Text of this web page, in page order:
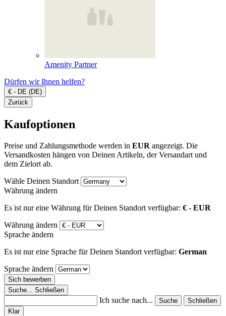
Amenity Partner
Dürfen wir Ihnen helfen?
€ - DE (DE)
Zurück
Kaufoptionen
Preise und Zahlungsmethode werden in EUR angezeigt. Die
Versandkosten hängen von Deinen Artikeln, der Versandart und
dem Zielort ab.
Wähle Deinen Standort
Währung ändern
Es ist nur eine Währung für Deinen Standort verfügbar: € - EUR
Währung ändern
Sprache ändern
Es ist nur eine Sprache für Deinen Standort verfügbar: German
Sprache ändern
Sich bewerben
Suche...
Schließen
Ich suche nach... Suche
Schließen
Klar